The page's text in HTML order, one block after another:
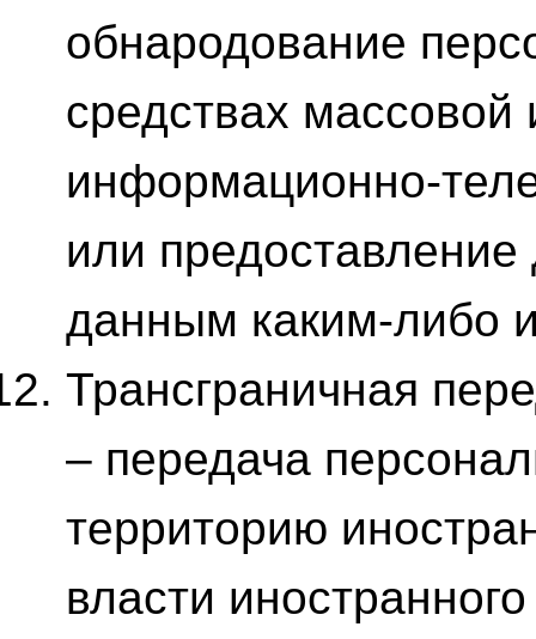
обнародование
средствах
информационно-
или
данным каким-либо
Трансграничная
– передача
территорию
власти